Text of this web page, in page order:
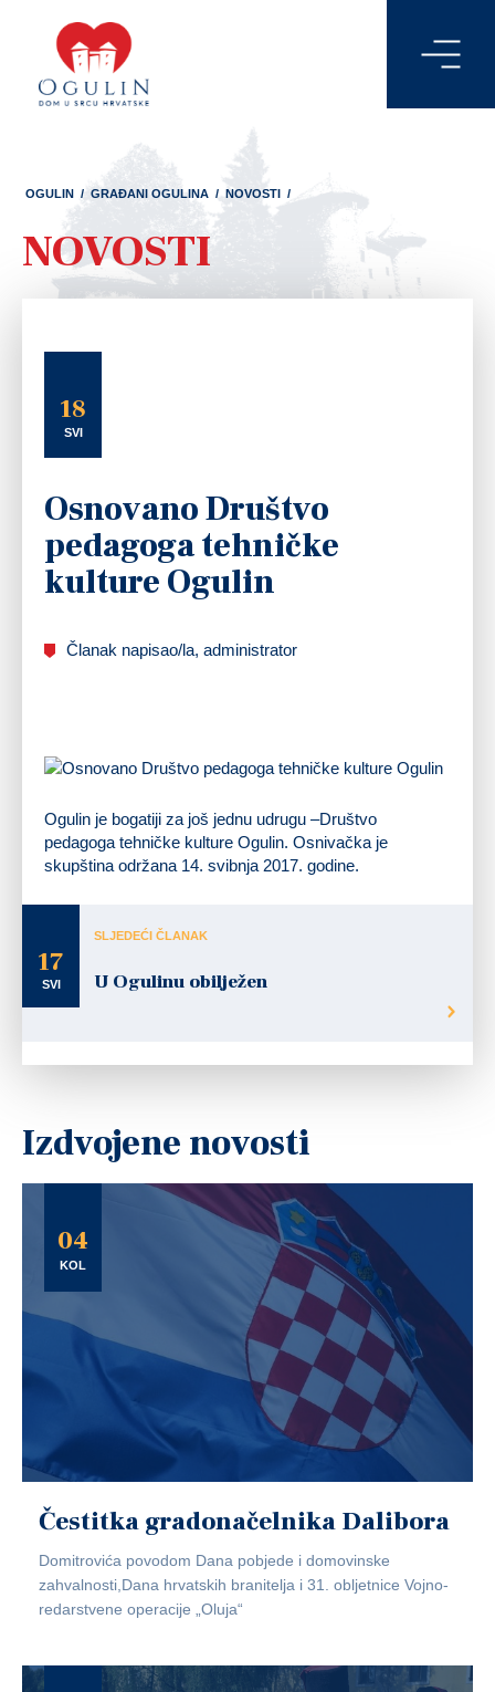
OGULIN / GRAĐANI OGULINA / NOVOSTI /
NOVOSTI
18
SVI
Osnovano Društvo
pedagoga tehničke
kulture Ogulin
Članak napisao/la, administrator
Ogulin je bogatiji za još jednu udrugu –Društvo
pedagoga tehničke kulture Ogulin. Osnivačka je
skupština održana 14. svibnja 2017. godine.
17
SVI
SLJEDEĆI ČLANAK
U Ogulinu obilježen
Izdvojene novosti
04
KOL
Čestitka gradonačelnika Dalibora
Domitrovića povodom Dana pobjede i domovinske
zahvalnosti,Dana hrvatskih branitelja i 31. obljetnice Vojno-
redarstvene operacije „Oluja“